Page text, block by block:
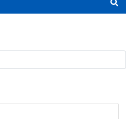
Ricerca -